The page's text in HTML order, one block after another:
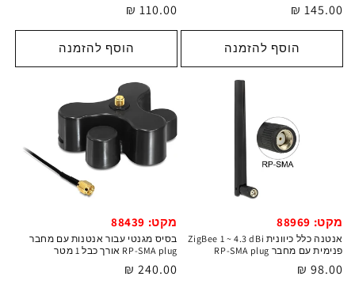
מחיר
רגיל
145.00 ₪
הוסף להזמנה
מחיר
רגיל
110.00 ₪
הוסף להזמנה
מקט: 88969
אנטנה כלל כיוונית ZigBee 1 ~ 4.3 dBi
פנימית עם מחבר RP-SMA plug
מחיר
98.00 ₪
מקט: 88439
בסיס מגנטי עבור אנטנות עם מחבר
RP-SMA plug אורך כבל 1 מטר
מחיר
240.00 ₪